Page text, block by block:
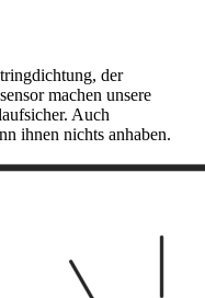
der
machen unsere
Auch
ihnen nichts anhaben.